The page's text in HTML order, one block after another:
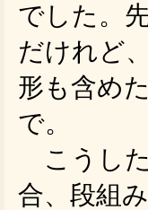
でした。
だけれど
形も含め
で。
こうし
合、段組